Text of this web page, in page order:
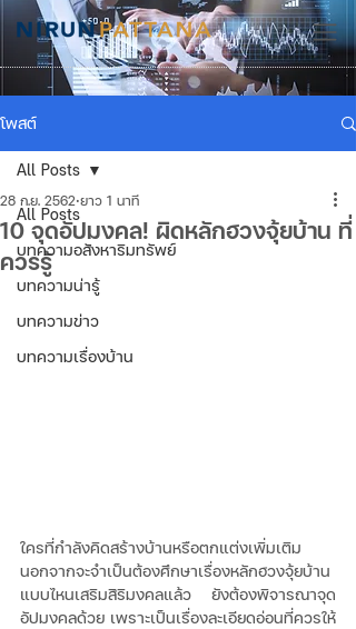
โพสต์
All Posts
บทความอสังหาริมทรัพย์
บทความน่ารู้
บทความข่าว
บทความเรื่องบ้าน
All Posts
10 จุดอัปมงคล! ผิดหลักฮวงจุ้ยบ้าน ที่
ควรรู้
28 ก.ย. 2562 ยาว 1 นาที
ใครที่กำลังคิดสร้างบ้านหรือตกแต่งเพิ่มเติม
นอกจากจะจำเป็นต้องศึกษาเรื่องหลักฮวงจุ้ยบ้าน
แบบไหนเสริมสิริมงคลแล้ว ยังต้องพิจารณาจุด
อัปมงคลด้วย เพราะเป็นเรื่องละเอียดอ่อนที่ควรให้